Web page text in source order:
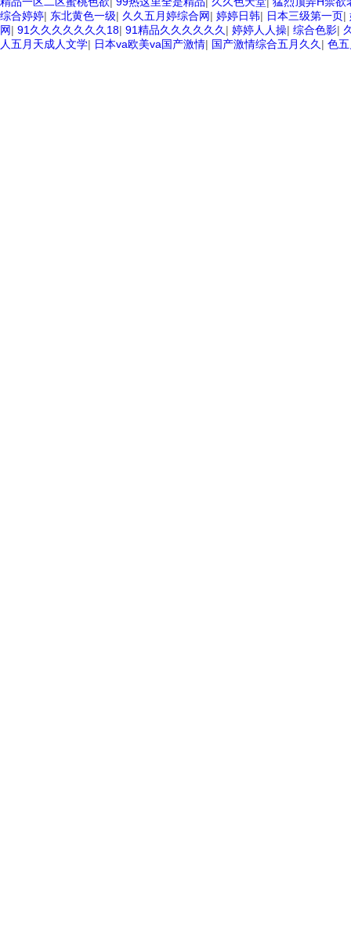
综合婷婷| 东北黄色一级| 久久五月婷综合网| 婷婷日韩| 日本三级第一页|
网| 91久久久久久久久18| 91精品久久久久久久 | 婷婷人人操| 综合色影|
人五月天成人文学| 日本va欧美va国产激情| 国产激情综合五月久久 | 色